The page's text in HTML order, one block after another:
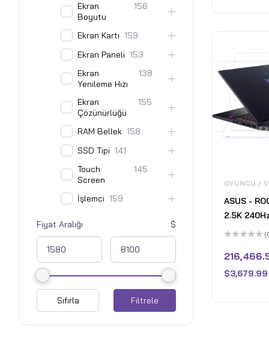
Ekran
Boyutu
156
Ekran Kartı 159
Ekran Paneli 153
Ekran
Yenileme Hızı
138
Ekran
Çözünürlüğü
155
RAM Bellek 158
SSD Tipi 141
Touch
Screen
145
İşlemci 159
Fiyat Aralığı
Filtrele
Sıfırla
OYUNCU /
ASUS -
2.5K
Laptop -
RAM -
RTX 5070
üzerinden
0
aldı
$3,679.99